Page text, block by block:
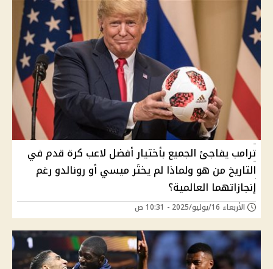
ترامب يفاجئ الجميع بأختيار أفضل لاعب كرة قدم في
التاريخ من هو ولماذا لم يختَر ميسي أو رونالدو رغم
إنجازاتهما العالمية؟
الأربعاء 16/يوليو/2025 - 10:31 ص